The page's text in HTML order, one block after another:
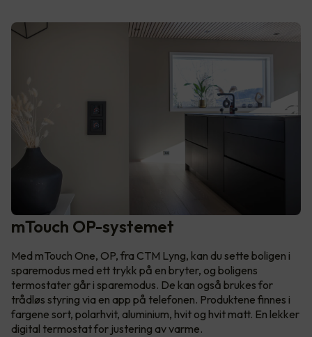
mTouch OP-systemet
Med mTouch One, OP, fra CTM Lyng, kan du sette boligen i
sparemodus med ett trykk på en bryter, og boligens
termostater går i sparemodus. De kan også brukes for
trådløs styring via en app på telefonen. Produktene finnes i
fargene sort, polarhvit, aluminium, hvit og hvit matt. En lekker
digital termostat for justering av varme.